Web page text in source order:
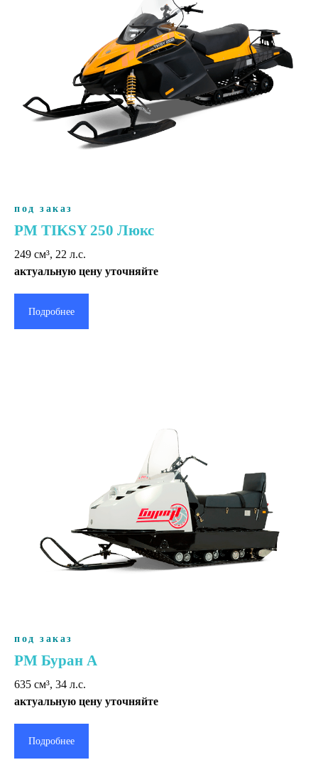
под заказ
РМ TIKSY 250 Люкс
249 cм³, 22 л.с.
актуальную цену уточняйте
Подробнее
под заказ
РМ Буран А
635 cм³, 34 л.с.
актуальную цену уточняйте
Подробнее